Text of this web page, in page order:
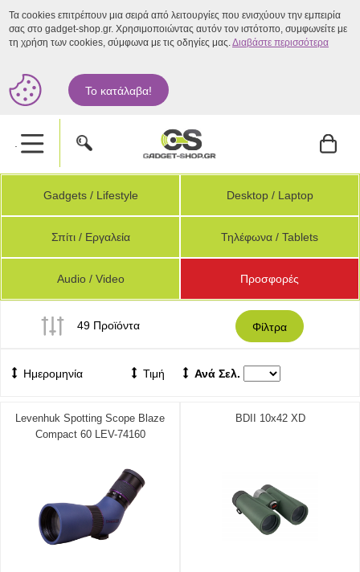
Τα cookies επιτρέπουν μια σειρά από λειτουργίες που ενισχύουν την εμπειρία
σας στο gadget-shop.gr. Χρησιμοποιώντας αυτόν τον ιστότοπο, συμφωνείτε με
τη χρήση των cookies, σύμφωνα με τις οδηγίες μας.Διαβάστε περισσότερα
Το κατάλαβα!
.
Gadgets / Lifestyle Desktop / Laptop
Σπίτι / Εργαλεία Τηλέφωνα / Tablets
Audio / Video Προσφορές
49 Προϊόντα Φίλτρα
Ημερομηνία Τιμή Ανά Σελ.
Levenhuk Spotting Scope Blaze
Compact 60 LEV-74160
BDII 10x42 XD